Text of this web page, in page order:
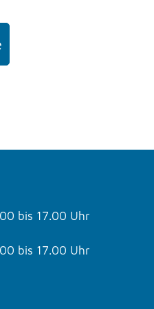
bis 17.00 Uhr
bis 17.00 Uhr